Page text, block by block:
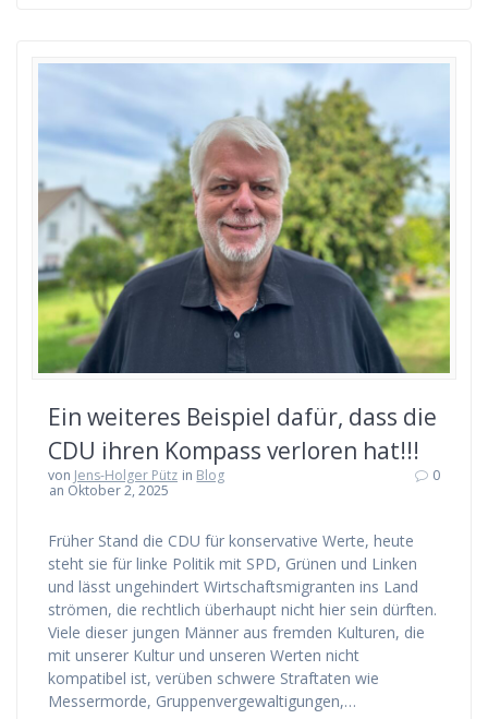
Ein weiteres Beispiel dafür, dass die
CDU ihren Kompass verloren hat!!!
von Jens-Holger Pütz in Blog
an Oktober 2, 2025
0
Früher Stand die CDU für konservative Werte, heute
steht sie für linke Politik mit SPD, Grünen und Linken
und lässt ungehindert Wirtschaftsmigranten ins Land
strömen, die rechtlich überhaupt nicht hier sein dürften.
Viele dieser jungen Männer aus fremden Kulturen, die
mit unserer Kultur und unseren Werten nicht
kompatibel ist, verüben schwere Straftaten wie
Messermorde, Gruppenvergewaltigungen,…